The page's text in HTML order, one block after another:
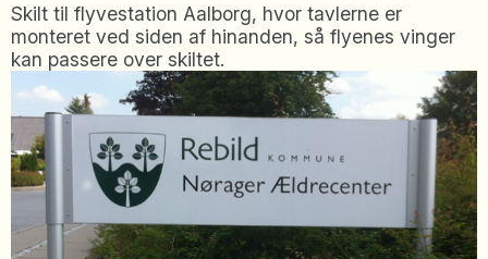
Skilt til flyvestation Aalborg, hvor tavlerne er
monteret ved siden af hinanden, så flyenes vinger
kan passere over skiltet.